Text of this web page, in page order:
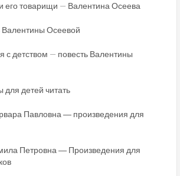
его товарищи — Валентина Осеева
Валентины Осеевой
с детством — повесть Валентины
для детей читать
Павловна ― произведения для
Петровна ― Произведения для